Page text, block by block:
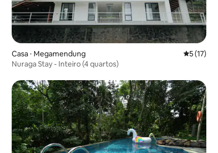
Casa ⋅ Megamendung 5 de uma
5 (17)
Nuraga Stay - Inteiro (4 quartos)